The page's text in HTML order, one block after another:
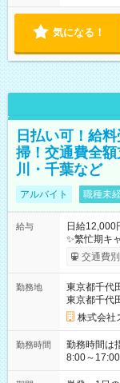
気になる！
日払い可！給
掃！交通費全
川・千葉など
アルバイト 職種未
給与
日給12,000
✨繁忙期キ
交通費
勤務地
東京都千代
東京都千代
株式会社
勤務時間
勤務時間は
8:00～17:00、
談 ※深夜・